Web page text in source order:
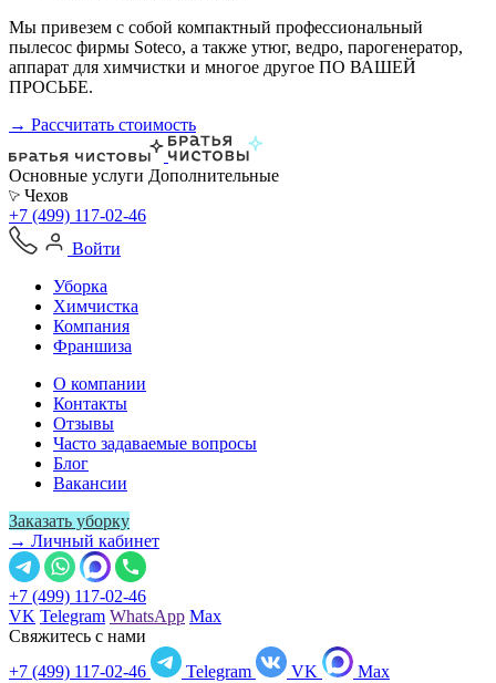
Мы привезем с собой компактный профессиональный
пылесос фирмы Soteco, а также утюг, ведро, парогенератор,
аппарат для химчистки и многое другое ПО ВАШЕЙ
ПРОСЬБЕ.
→ Рассчитать стоимость
Основные услуги Дополнительные
Чехов
+7 (499) 117-02-46
Войти
Уборка
Химчистка
Компания
Франшиза
О компании
Контакты
Отзывы
Часто задаваемые вопросы
Блог
Вакансии
Заказать уборку
→ Личный кабинет
+7 (499) 117-02-46
VK Telegram WhatsApp Max
Свяжитесь с нами
+7 (499) 117-02-46
Telegram VK
Max